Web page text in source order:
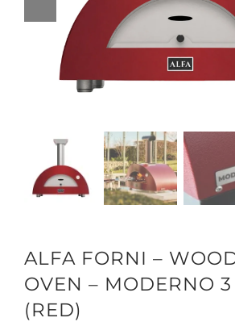
ALFA FORNI –
OVEN – MODERNO
(RED)